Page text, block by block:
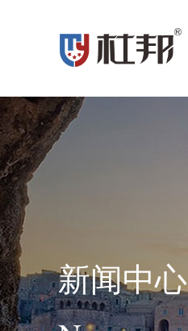
新闻中心